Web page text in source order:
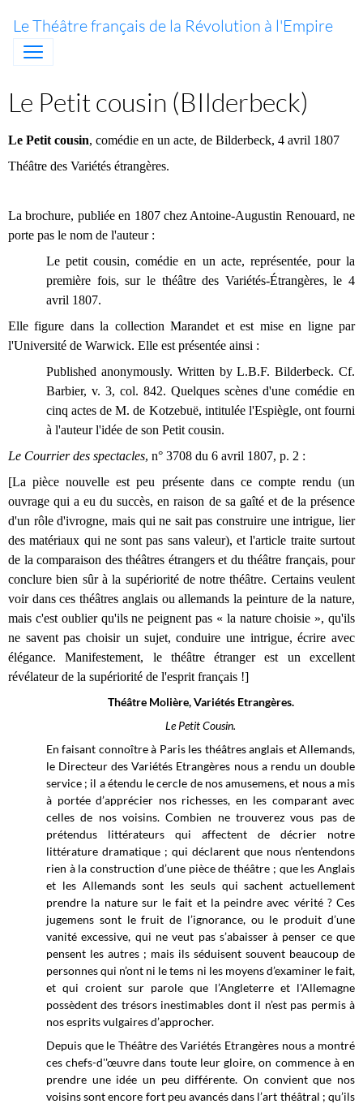
Le Théâtre français de la Révolution à l'Empire
Le Petit cousin (BIlderbeck)
Le Petit cousin, comédie en un acte, de Bilderbeck, 4 avril 1807
Théâtre des Variétés étrangères.
La brochure, publiée en 1807 chez Antoine-Augustin Renouard, ne
porte pas le nom de l'auteur :
Le petit cousin, comédie en un acte, représentée, pour la
première fois, sur le théâtre des Variétés-Étrangères, le 4
avril 1807.
Elle figure dans la collection Marandet et est mise en ligne par
l'Université de Warwick. Elle est présentée ainsi :
Published anonymously. Written by L.B.F. Bilderbeck. Cf.
Barbier, v. 3, col. 842. Quelques scènes d'une comédie en
cinq actes de M. de Kotzebuë, intitulée l'Espiègle, ont fourni
à l'auteur l'idée de son Petit cousin.
Le Courrier des spectacles, n° 3708 du 6 avril 1807, p. 2 :
[La pièce nouvelle est peu présente dans ce compte rendu (un
ouvrage qui a eu du succès, en raison de sa gaîté et de la présence
d'un rôle d'ivrogne, mais qui ne sait pas construire une intrigue, lier
des matériaux qui ne sont pas sans valeur), et l'article traite surtout
de la comparaison des théâtres étrangers et du théâtre français, pour
conclure bien sûr à la supériorité de notre théâtre. Certains veulent
voir dans ces théâtres anglais ou allemands la peinture de la nature,
mais c'est oublier qu'ils ne peignent pas « la nature choisie », qu'ils
ne savent pas choisir un sujet, conduire une intrigue, écrire avec
élégance. Manifestement, le théâtre étranger est un excellent
révélateur de la supériorité de l'esprit français !]
Théâtre Molière, Variétés Etrangères.
Le Petit Cousin.
En faisant connoître à Paris les théâtres anglais et Allemands,
le Directeur des Variétés Etrangères nous a rendu un double
service ; il a étendu le cercle de nos amusemens, et nous a mis
à portée d’apprécier nos richesses, en les comparant avec
celles de nos voisins. Combien ne trouverez vous pas de
prétendus littérateurs qui affectent de décrier notre
littérature dramatique ; qui déclarent que nous n’entendons
rien à la construction d’une pièce de théâtre ; que les Anglais
et les Allemands sont les seuls qui sachent actuellement
prendre la nature sur le fait et la peindre avec vérité ? Ces
jugemens sont le fruit de l’ignorance, ou le produit d’une
vanité excessive, qui ne veut pas s’abaisser à penser ce que
pensent les autres ; mais ils séduisent souvent beaucoup de
personnes qui n’ont ni le tems ni les moyens d’examiner le fait,
et qui croient sur parole que l’Angleterre et l'Allemagne
possèdent des trésors inestimables dont il n’est pas permis à
nos esprits vulgaires d’approcher.
Depuis que le Théâtre des Variétés Etrangères nous a montré
ces chefs-d''œuvre dans toute leur gloire, on commence à en
prendre une idée un peu différente. On convient que nos
voisins sont encore fort peu avancés dans l’art théâtral ; qu’ils